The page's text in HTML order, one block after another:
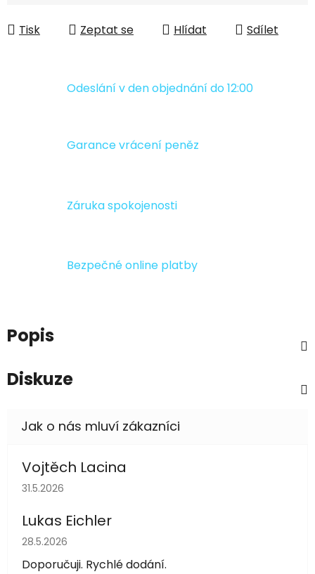
Tisk Zeptat se Hlídat Sdílet
Odeslání v den objednání do 12:00
Garance vrácení peněz
Záruka spokojenosti
Bezpečné online platby
Popis
Diskuze
Vojtěch Lacina
Hodnocení obchodu je 5 z 5 hvězdiček.
31.5.2026
Lukas Eichler
Hodnocení obchodu je 5 z 5 hvězdiček.
28.5.2026
Doporučuji. Rychlé dodání.